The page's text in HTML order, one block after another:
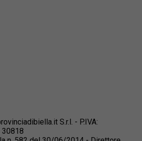
S.r.l. - P.IVA:
30818